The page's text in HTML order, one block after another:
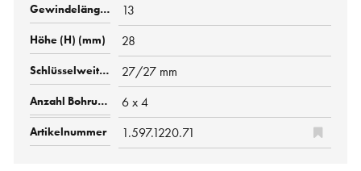
13
28
27/27 mm
6 x 4
1.597.1220.71